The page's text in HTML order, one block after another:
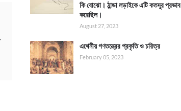
কি বোঝো। ঠান্ডা লড়াইকে এটি কতদূর প্রভাব
করেছিল।
August 27, 2023
এথেনীয় গণতন্ত্রের প্রকৃতি ও চরিত্র
February 05, 2023